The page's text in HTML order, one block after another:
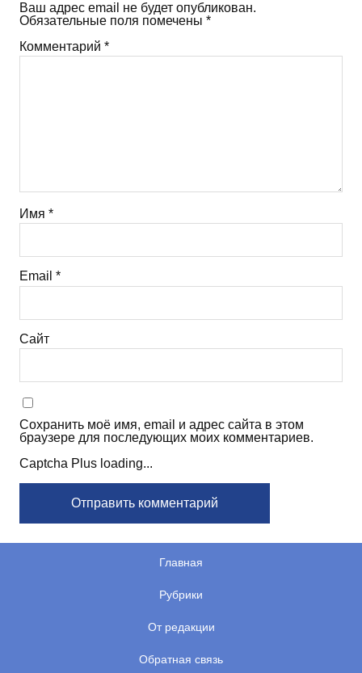
Ваш адрес email не будет опубликован.
Обязательные поля помечены *
Комментарий *
Имя *
Email *
Сайт
Сохранить моё имя, email и адрес сайта в этом
браузере для последующих моих комментариев.
Captcha Plus loading...
Главная
Рубрики
От редакции
Обратная связь